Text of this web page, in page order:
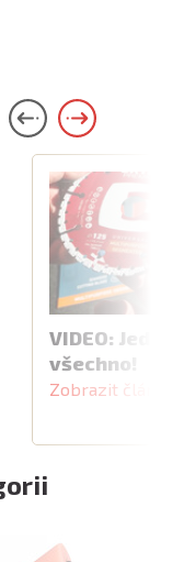
VIDEO:
všechno!
Zobrazit článek